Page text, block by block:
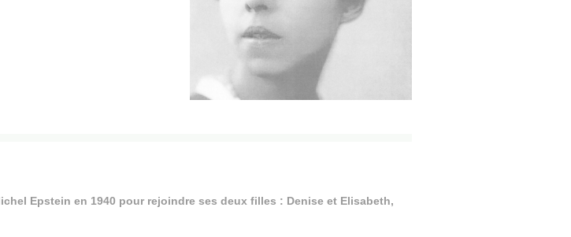
Epstein en 1940 pour rejoindre ses deux filles : Denise et Elisabeth,